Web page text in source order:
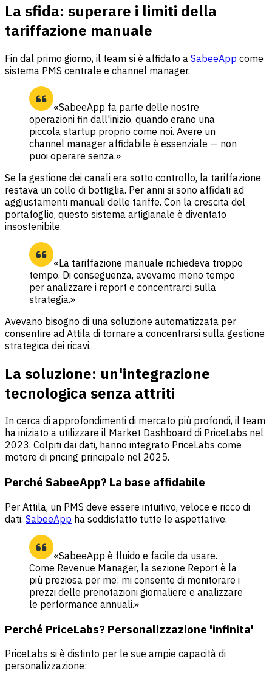
La sfida: superare i limiti della
tariffazione manuale
Fin dal primo giorno, il team si è affidato a SabeeApp come
sistema PMS centrale e channel manager.
«SabeeApp fa parte delle nostre
operazioni fin dall'inizio, quando erano una
piccola startup proprio come noi. Avere un
channel manager affidabile è essenziale — non
puoi operare senza.»
Se la gestione dei canali era sotto controllo, la tariffazione
restava un collo di bottiglia. Per anni si sono affidati ad
aggiustamenti manuali delle tariffe. Con la crescita del
portafoglio, questo sistema artigianale è diventato
insostenibile.
«La tariffazione manuale richiedeva troppo
tempo. Di conseguenza, avevamo meno tempo
per analizzare i report e concentrarci sulla
strategia.»
Avevano bisogno di una soluzione automatizzata per
consentire ad Attila di tornare a concentrarsi sulla gestione
strategica dei ricavi.
La soluzione: un'integrazione
tecnologica senza attriti
In cerca di approfondimenti di mercato più profondi, il team
ha iniziato a utilizzare il Market Dashboard di PriceLabs nel
2023. Colpiti dai dati, hanno integrato PriceLabs come
motore di pricing principale nel 2025.
Perché SabeeApp? La base affidabile
Per Attila, un PMS deve essere intuitivo, veloce e ricco di
dati. SabeeApp ha soddisfatto tutte le aspettative.
«SabeeApp è fluido e facile da usare.
Come Revenue Manager, la sezione Report è la
più preziosa per me: mi consente di monitorare i
prezzi delle prenotazioni giornaliere e analizzare
le performance annuali.»
Perché PriceLabs? Personalizzazione 'infinita'
PriceLabs si è distinto per le sue ampie capacità di
personalizzazione: